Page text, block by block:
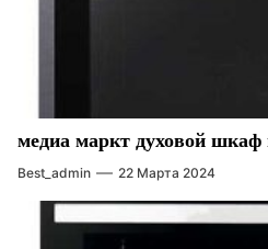
медиа маркт духовой шкаф
Best_admin 22 Марта 2024